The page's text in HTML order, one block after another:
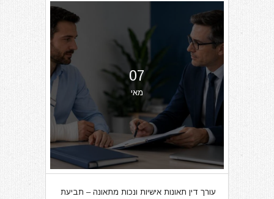
07
מאי
עורך דין תאונות אישיות ונכות מתאונה – תביעת